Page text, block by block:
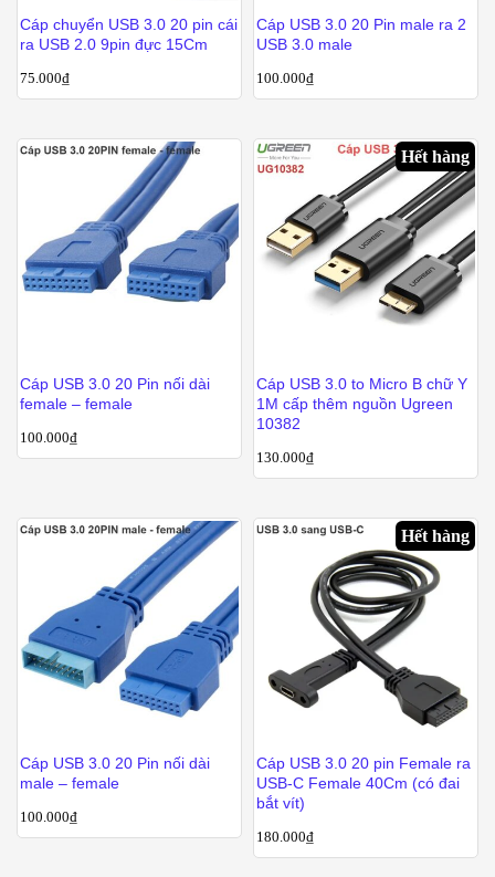
Cáp chuyển USB 3.0 20 pin cái
ra USB 2.0 9pin đực 15Cm
75.000₫
Cáp USB 3.0 20 Pin male ra 2
USB 3.0 male
100.000₫
Cáp USB 3.0 20 Pin nối dài
female – female
100.000₫
Hết hàng
Cáp USB 3.0 to Micro B chữ Y
1M cấp thêm nguồn Ugreen
10382
130.000₫
Cáp USB 3.0 20 Pin nối dài
male – female
100.000₫
Hết hàng
Cáp USB 3.0 20 pin Female ra
USB-C Female 40Cm (có đai
bắt vít)
180.000₫